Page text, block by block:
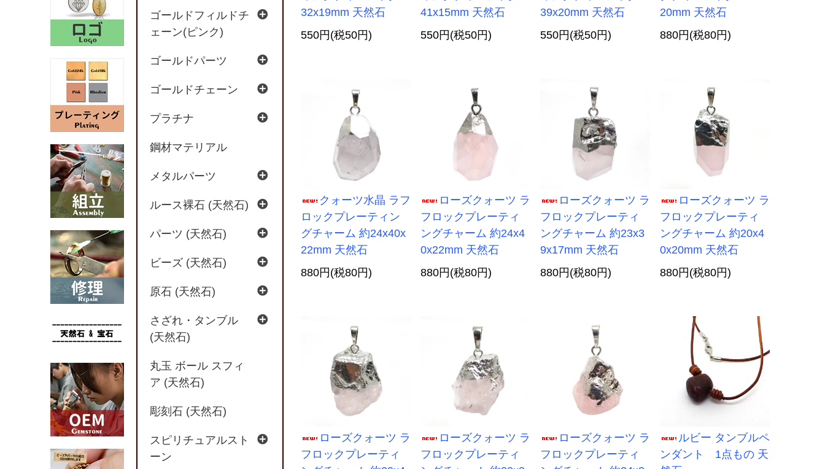
32x19mm 天然石
550円(税50円)
41x15mm 天然石
550円(税50円)
39x20mm 天然石
550円(税50円)
20mm 天然石
880円(税80円)
クォーツ水晶 ラフ
ロックプレーティン
グチャーム 約24x40x
22mm 天然石
880円(税80円)
ローズクォーツ ラ
フロックプレーティ
ングチャーム 約24x4
0x22mm 天然石
880円(税80円)
ローズクォーツ ラ
フロックプレーティ
ングチャーム 約23x3
9x17mm 天然石
880円(税80円)
ローズクォーツ ラ
フロックプレーティ
ングチャーム 約20x4
0x20mm 天然石
880円(税80円)
ローズクォーツ ラ
フロックプレーティ
ローズクォーツ ラ
フロックプレーティ
ローズクォーツ ラ
フロックプレーティ
ルビー タンブルペ
ンダント 1点もの 天
ゴールドフィルドチ
ェーン(ピンク)
ゴールドパーツ
ゴールドチェーン
プラチナ
鋼材マテリアル
メタルパーツ
ルース裸石 (天然石)
パーツ (天然石)
ビーズ (天然石)
原石 (天然石)
さざれ・タンブル
(天然石)
丸玉 ボール スフィ
ア (天然石)
彫刻石 (天然石)
スピリチュアルスト
ーン